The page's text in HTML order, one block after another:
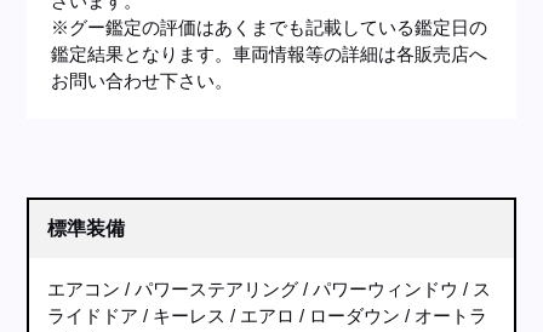
※グー鑑定の評価はあくまでも記載している鑑定日の
鑑定結果となります。車両情報等の詳細は各販売店へ
お問い合わせ下さい。
標準装備
エアコン パワーステアリング パワーウィンドウ
ス
ライドドア
キーレス エアロ ローダウン
オートラ